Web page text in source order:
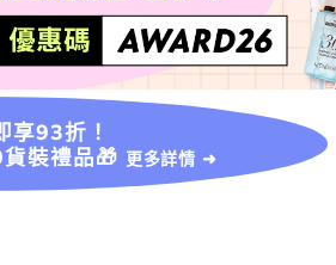
享93折！
裝禮品🎁 更多詳情 ➜